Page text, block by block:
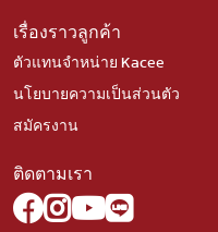
เรื่องราวลูกค้า
ตัวแทนจำหน่าย Kacee
นโยบายความเป็นส่วนตัว
สมัครงาน
ติดตามเรา